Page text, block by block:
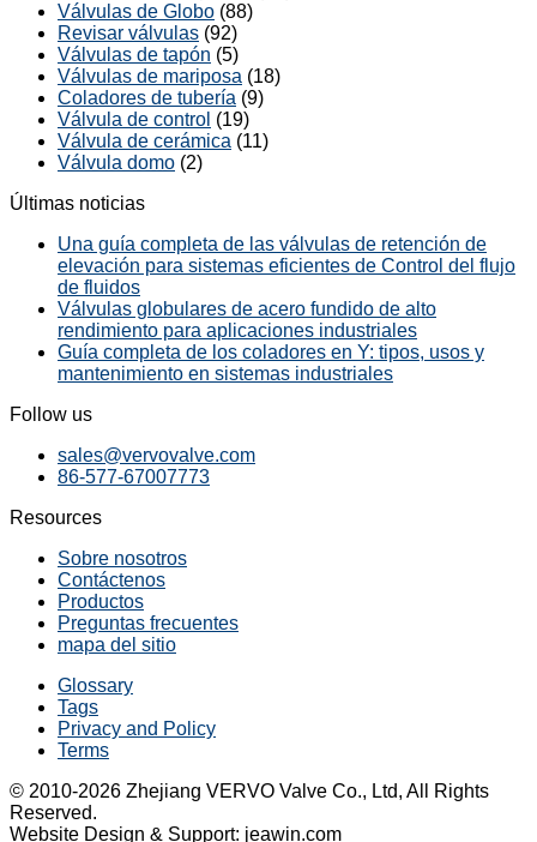
Válvulas de Globo (88)
Revisar válvulas (92)
Válvulas de tapón (5)
Válvulas de mariposa (18)
Coladores de tubería (9)
Válvula de control (19)
Válvula de cerámica (11)
Válvula domo (2)
Últimas noticias
Una guía completa de las válvulas de retención de
elevación para sistemas eficientes de Control del flujo
de fluidos
Válvulas globulares de acero fundido de alto
rendimiento para aplicaciones industriales
Guía completa de los coladores en Y: tipos, usos y
mantenimiento en sistemas industriales
Follow us
sales@vervovalve.com
86-577-67007773
Resources
Sobre nosotros
Contáctenos
Productos
Preguntas frecuentes
mapa del sitio
Glossary
Tags
Privacy and Policy
Terms
© 2010-2026 Zhejiang VERVO Valve Co., Ltd, All Rights
Reserved.
Website Design & Support: jeawin.com